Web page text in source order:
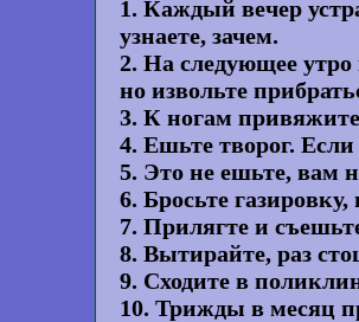
1. Каждый вечер
узнаете, зачем.
2. На следующее утро
но извольте
3. К ногам
4. Ешьте творог.
5. Это не ешьте, вам
6. Бросьте
7. Прилягте и
8. Вытирайте, раз
9. Сходите в
10. Трижды в месяц